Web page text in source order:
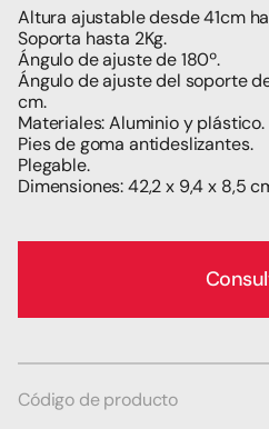
Altura ajustable desde 41cm
Soporta hasta 2Kg.
Ángulo de ajuste de 180º.
Ángulo de ajuste del soporte
cm.
Materiales: Aluminio y plástico.
Pies de goma antideslizantes.
Plegable.
Dimensiones: 42,2 x 9,4 x 8,5
Código de producto